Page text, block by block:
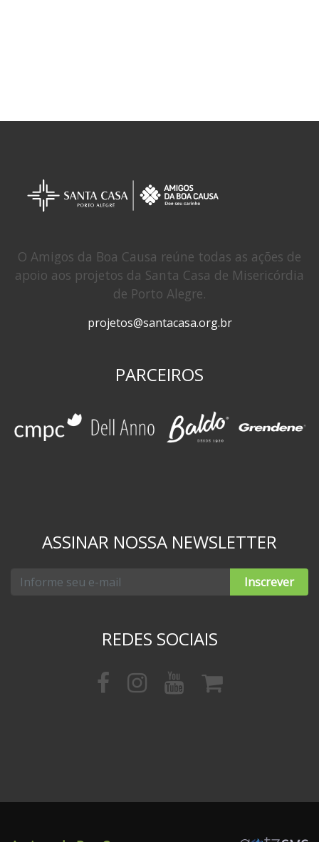
O Amigos da Boa Causa reúne todas as ações de
apoio aos projetos da Santa Casa de Misericórdia
de Porto Alegre.
projetos@santacasa.org.br
PARCEIROS
ASSINAR NOSSA NEWSLETTER
Inscrever
REDES SOCIAIS